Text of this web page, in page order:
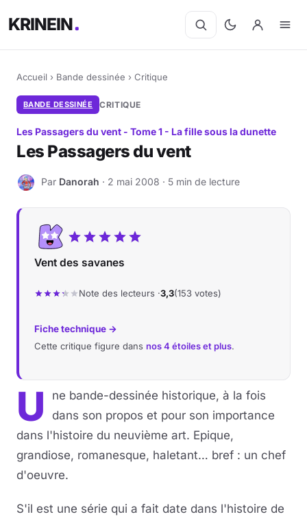
KRINEIN
Accueil › Bande dessinée › Critique
BANDE DESSINÉE CRITIQUE
Les Passagers du vent - Tome 1 - La fille sous la dunette
Les Passagers du vent
D Par Danorah · 2 mai 2008 · 5 min de lecture
Vent des savanes
Note des lecteurs ·3,3(153 votes)
Fiche technique →
Cette critique figure dans nos 4 étoiles et plus.
U
ne bande-dessinée historique, à la fois
dans son propos et pour son importance
dans l'histoire du neuvième art. Epique,
grandiose, romanesque, haletant… bref : un chef
d'oeuvre.
S'il est une série qui a fait date dans l'histoire de